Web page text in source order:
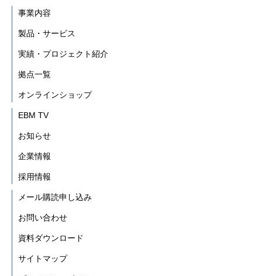
事業内容
製品・サービス
実績・プロジェクト紹介
拠点一覧
オンラインショップ
EBM TV
お知らせ
企業情報
採用情報
メール購読申し込み
お問い合わせ
資料ダウンロード
サイトマップ